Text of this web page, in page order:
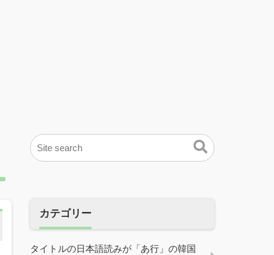
カテゴリー
タイトルの日本語読みが「あ行」の韓国